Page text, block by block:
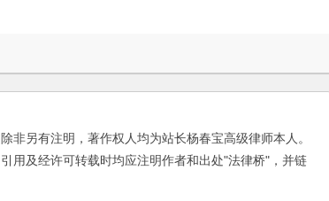
非另有注明，著作权人均为站长杨春宝高级律师本人。
用及经许可转载时均应注明作者和出处"法律桥"，并链